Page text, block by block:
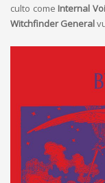
culto come Internal
Witchfinder General